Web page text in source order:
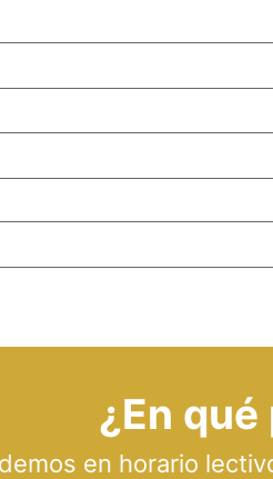
¿En
en horario